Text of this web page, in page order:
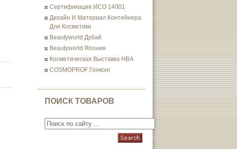
Сертификация ИСО 14001
Дизайн И Материал Контейнера
Для Косметики
Beautyworld Дубай
Beautyworld Япония
Косметическая Выставка HBA
COSMOPROF Гонконг
ПОИСК ТОВАРОВ